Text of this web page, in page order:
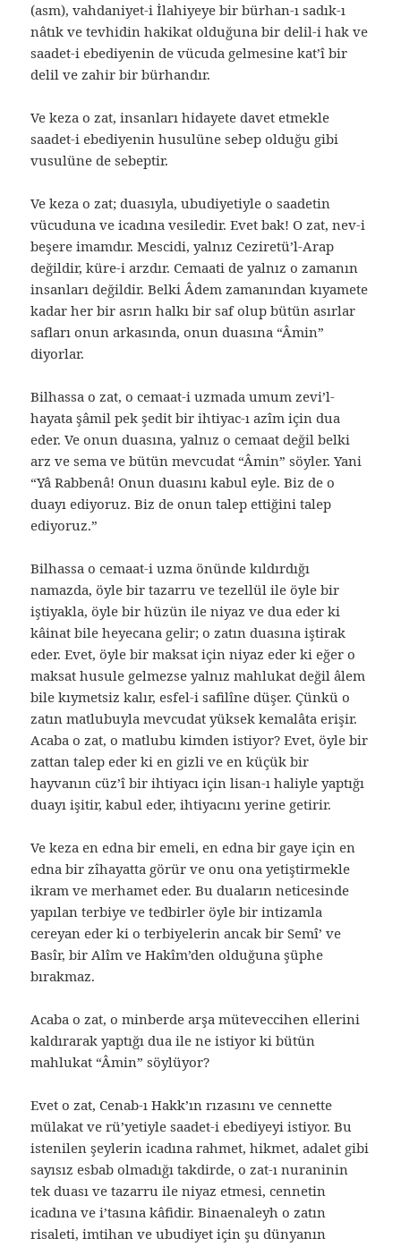
(asm), vahdaniyet-i İlahiyeye bir bürhan-ı sadık-ı
nâtık ve tevhidin hakikat olduğuna bir delil-i hak ve
saadet-i ebediyenin de vücuda gelmesine kat’î bir
delil ve zahir bir bürhandır.
Ve keza o zat, insanları hidayete davet etmekle
saadet-i ebediyenin husulüne sebep olduğu gibi
vusulüne de sebeptir.
Ve keza o zat; duasıyla, ubudiyetiyle o saadetin
vücuduna ve icadına vesiledir. Evet bak! O zat, nev-i
beşere imamdır. Mescidi, yalnız Ceziretü’l-Arap
değildir, küre-i arzdır. Cemaati de yalnız o zamanın
insanları değildir. Belki Âdem zamanından kıyamete
kadar her bir asrın halkı bir saf olup bütün asırlar
safları onun arkasında, onun duasına “Âmin”
diyorlar.
Bilhassa o zat, o cemaat-i uzmada umum zevi’l-
hayata şâmil pek şedit bir ihtiyac-ı azîm için dua
eder. Ve onun duasına, yalnız o cemaat değil belki
arz ve sema ve bütün mevcudat “Âmin” söyler. Yani
“Yâ Rabbenâ! Onun duasını kabul eyle. Biz de o
duayı ediyoruz. Biz de onun talep ettiğini talep
ediyoruz.”
Bilhassa o cemaat-i uzma önünde kıldırdığı
namazda, öyle bir tazarru ve tezellül ile öyle bir
iştiyakla, öyle bir hüzün ile niyaz ve dua eder ki
kâinat bile heyecana gelir; o zatın duasına iştirak
eder. Evet, öyle bir maksat için niyaz eder ki eğer o
maksat husule gelmezse yalnız mahlukat değil âlem
bile kıymetsiz kalır, esfel-i safilîne düşer. Çünkü o
zatın matlubuyla mevcudat yüksek kemalâta erişir.
Acaba o zat, o matlubu kimden istiyor? Evet, öyle bir
zattan talep eder ki en gizli ve en küçük bir
hayvanın cüz’î bir ihtiyacı için lisan-ı haliyle yaptığı
duayı işitir, kabul eder, ihtiyacını yerine getirir.
Ve keza en edna bir emeli, en edna bir gaye için en
edna bir zîhayatta görür ve onu ona yetiştirmekle
ikram ve merhamet eder. Bu duaların neticesinde
yapılan terbiye ve tedbirler öyle bir intizamla
cereyan eder ki o terbiyelerin ancak bir Semî’ ve
Basîr, bir Alîm ve Hakîm’den olduğuna şüphe
bırakmaz.
Acaba o zat, o minberde arşa müteveccihen ellerini
kaldırarak yaptığı dua ile ne istiyor ki bütün
mahlukat “Âmin” söylüyor?
Evet o zat, Cenab-ı Hakk’ın rızasını ve cennette
mülakat ve rü’yetiyle saadet-i ebediyeyi istiyor. Bu
istenilen şeylerin icadına rahmet, hikmet, adalet gibi
sayısız esbab olmadığı takdirde, o zat-ı nuraninin
tek duası ve tazarru ile niyaz etmesi, cennetin
icadına ve i’tasına kâfidir. Binaenaleyh o zatın
risaleti, imtihan ve ubudiyet için şu dünyanın